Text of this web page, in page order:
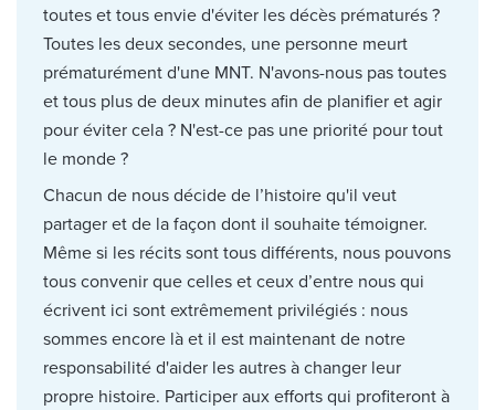
toutes et tous envie d'éviter les décès prématurés ?
Toutes les deux secondes, une personne meurt
prématurément d'une MNT. N'avons-nous pas toutes
et tous plus de deux minutes afin de planifier et agir
pour éviter cela ? N'est-ce pas une priorité pour tout
le monde ?
Chacun de nous décide de l’histoire qu'il veut
partager et de la façon dont il souhaite témoigner.
Même si les récits sont tous différents, nous pouvons
tous convenir que celles et ceux d’entre nous qui
écrivent ici sont extrêmement privilégiés : nous
sommes encore là et il est maintenant de notre
responsabilité d'aider les autres à changer leur
propre histoire. Participer aux efforts qui profiteront à